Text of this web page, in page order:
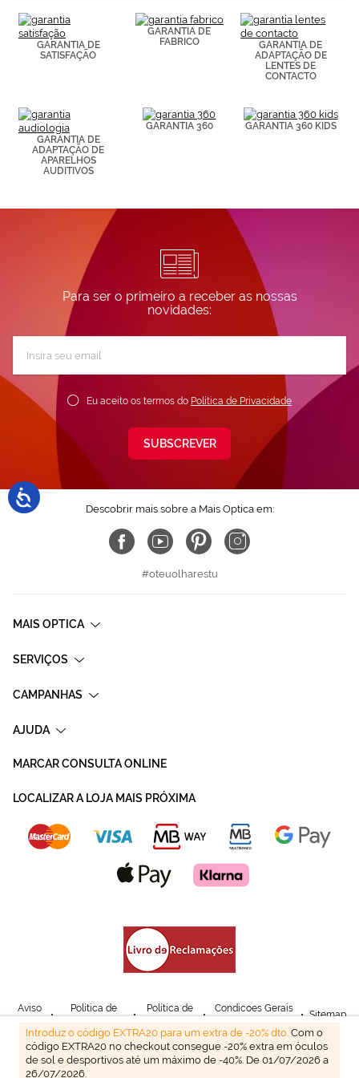
de páginas
visitadas).
Puedes
consultar más
Cookies.
Introduz o código EXTRA20 para um extra de -20% dto. Com o
código EXTRA20 no checkout consegue -20% extra em óculos
de sol e desportivos até um máximo de -40%. De 01/07/2026 a
26/07/2026.
GARANTIA DE
SATISFAÇÃO
GARANTIA DE
FABRICO
GARANTIA DE
ADAPTAÇÃO DE
LENTES DE
CONTACTO
GARANTIA DE
ADAPTAÇÃO DE
APARELHOS
AUDITIVOS
GARANTIA 360 GARANTIA 360 KIDS
Para ser o primeiro a receber as nossas
novidades:
Newsletter:
Eu aceito os termos do Política de Privacidade
SUBSCREVER
Descobrir mais sobre a Mais Optica em:
#oteuolharestu
MAIS OPTICA
SERVIÇOS
CAMPANHAS
AJUDA
MARCAR CONSULTA ONLINE
LOCALIZAR A LOJA MAIS PRÓXIMA
Aviso
Legal
Política de
Privacidade
Política de
Cookies
Condicoes Gerais
de Venda
Sitemap
© Mais Optica. 2026